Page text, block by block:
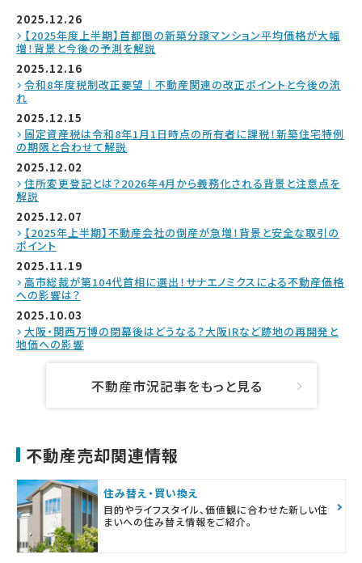
2025.12.26
【2025年度上半期】首都圏の新築分譲マンション平均価格が大幅
増！背景と今後の予測を解説
2025.12.16
令和8年度税制改正要望｜不動産関連の改正ポイントと今後の流
れ
2025.12.15
固定資産税は令和8年1月1日時点の所有者に課税！新築住宅特例
の期限と合わせて解説
2025.12.02
住所変更登記とは？2026年4月から義務化される背景と注意点を
解説
2025.12.07
【2025年上半期】不動産会社の倒産が急増！背景と安全な取引の
ポイント
2025.11.19
高市総裁が第104代首相に選出！サナエノミクスによる不動産価格
への影響は？
2025.10.03
大阪・関西万博の閉幕後はどうなる？大阪IRなど跡地の再開発と
地価への影響
不動産市況記事をもっと見る
不動産売却関連情報
住み替え・買い換え
目的やライフスタイル、価値観に合わせた新しい住
まいへの住み替え情報をご紹介。